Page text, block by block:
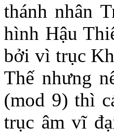
thánh nhân
hình Hậu
bởi vì trục
Thế nhưng
(mod 9) thì
trục âm vĩ